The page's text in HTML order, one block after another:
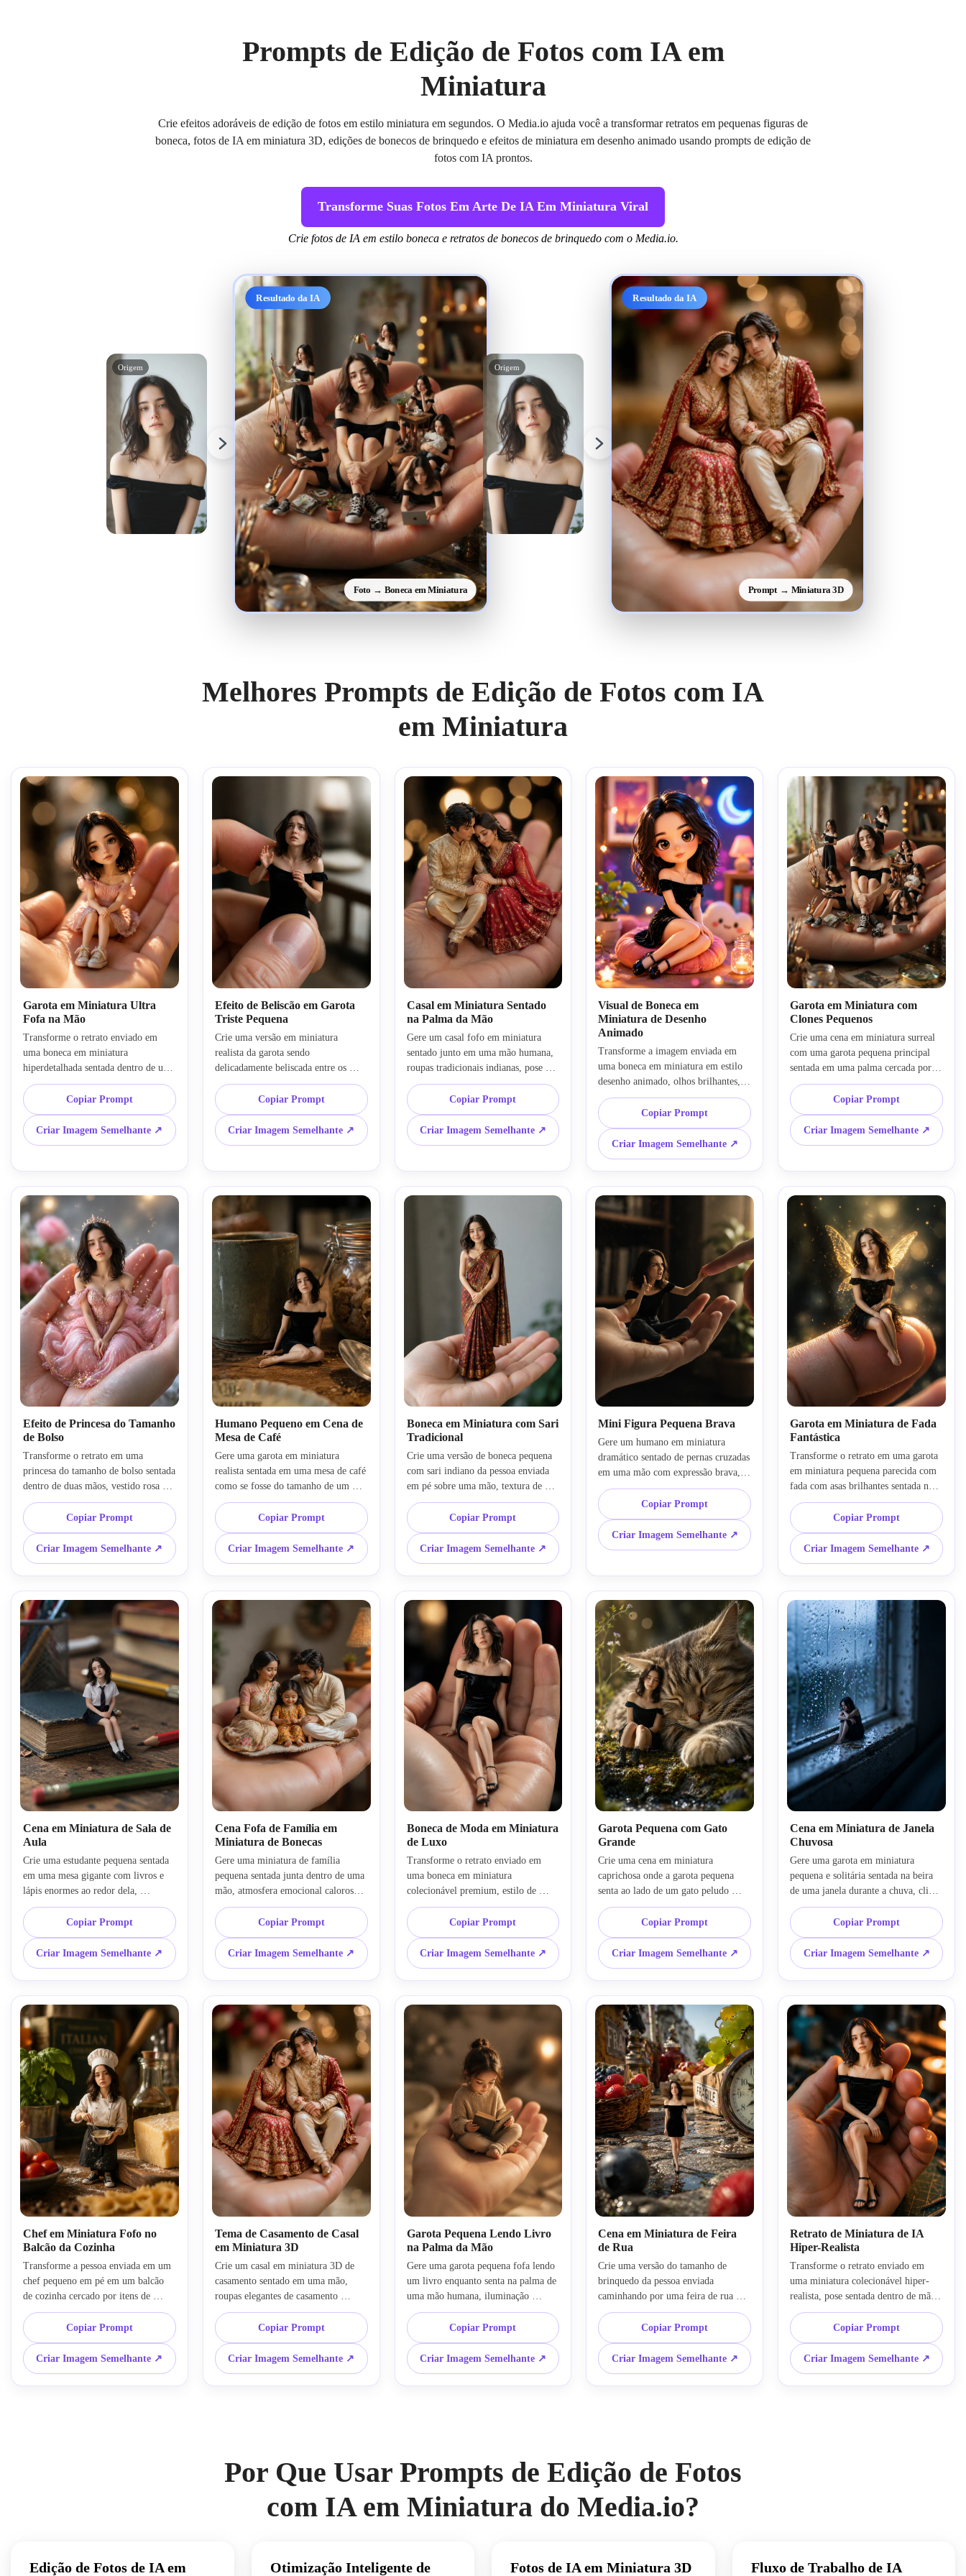
Prompts de Edição de Fotos com IA em
Miniatura
Crie efeitos adoráveis de edição de fotos em estilo miniatura em segundos. O Media.io ajuda você a transformar retratos em pequenas figuras de
boneca, fotos de IA em miniatura 3D, edições de bonecos de brinquedo e efeitos de miniatura em desenho animado usando prompts de edição de
fotos com IA prontos.
Transforme Suas Fotos Em Arte De IA Em Miniatura Viral
Crie fotos de IA em estilo boneca e retratos de bonecos de brinquedo com o Media.io.
Origem
Resultado da IA
Foto → Boneca em Miniatura
Origem
Resultado da IA
Prompt → Miniatura 3D
Melhores Prompts de Edição de Fotos com IA
em Miniatura
Garota em Miniatura Ultra
Fofa na Mão
Transforme o retrato enviado em
uma boneca em miniatura
hiperdetalhada sentada dentro de uma
palma da mão humana, olhos
expressivos grandes, pele macia e
brilhante, proporções corporais
pequenas realistas, roupa em tons
pastel, fundo cinematográfico em
campo de profundidade raso,
fotografia em miniatura ultra
realista, estética de casa de bonecas,
foto de IA em miniatura 3D, edição
de IA de bonecos de brinquedo,
atmosfera sonhadora, alto detalhe, 8k
Copiar Prompt
Criar Imagem Semelhante ↗
Efeito de Beliscão em Garota
Triste Pequena
Crie uma versão em miniatura
realista da garota sendo
delicadamente beliscada entre os
dedos, expressão facial emocional,
ilusão de escala humana pequena,
iluminação cinematográfica interna,
sombras suaves, textura de pele
realista, edição de fotos em estilo
miniatura, efeito de mundo pequeno
ultra detalhado, fundo desfocado,
fotorrealista
Copiar Prompt
Criar Imagem Semelhante ↗
Casal em Miniatura Sentado
na Palma da Mão
Gere um casal fofo em miniatura
sentado junto em uma mão humana,
roupas tradicionais indianas, pose
romântica, proporções em miniatura
realistas, iluminação suave de
estúdio, campo de profundidade raso,
luzes sonhadoras em bokeh, edição
de fotos de IA em estilo boneca,
brinquedo, hiper-realista,
composição cinematográfica
Copiar Prompt
Criar Imagem Semelhante ↗
Visual de Boneca em
Miniatura de Desenho
Animado
Transforme a imagem enviada em
uma boneca em miniatura em estilo
desenho animado, olhos brilhantes,
características faciais suaves, corpo
pequeno realista, pose sentada, fundo
colorido e sonhador, renderização
estilo Pixar, efeito de miniatura em
desenho animado, estética de boneco
de brinquedo 3D, altamente
detalhado, cores vibrantes
Copiar Prompt
Criar Imagem Semelhante ↗
Garota em Miniatura com
Clones Pequenos
Crie uma cena em miniatura surreal
com uma garota pequena principal
sentada em uma palma cercada por
várias versões clonadas menores dela
mesma fazendo atividades diferentes,
iluminação cinematográfica, mundo
em miniatura ultra realista, vibração
de casa de bonecas, estilo livre de
miniatura, altamente detalhado
Copiar Prompt
Criar Imagem Semelhante ↗
Efeito de Princesa do Tamanho
de Bolso
Transforme o retrato em uma
princesa do tamanho de bolso sentada
dentro de duas mãos, vestido rosa
elegante, brilhos mágicos,
iluminação suave de fantasia,
fotografia em miniatura realista,
prompt de IA de miniatura, lente
com foco raso, desfoque de fundo
sonhador, estética ultra fofa
Copiar Prompt
Criar Imagem Semelhante ↗
Humano Pequeno em Cena de
Mesa de Café
Gere uma garota em miniatura
realista sentada em uma mesa de café
como se fosse do tamanho de um
brinquedo, objetos domésticos
gigantes ao redor dela, estilo de
fotografia macro, campo de
profundidade cinematográfico,
iluminação interna quente, efeito de
foto em miniatura com IA, texturas
altamente realistas
Copiar Prompt
Criar Imagem Semelhante ↗
Boneca em Miniatura com Sari
Tradicional
Crie uma versão de boneca pequena
com sari indiano da pessoa enviada
em pé sobre uma mão, textura de
tecido ultra detalhada, joias realistas,
expressão sorridente, iluminação
cinematográfica suave, edição de
fotos de IA em estilo boneca,
realismo de miniatura de brinquedo,
alto detalhe 8k
Copiar Prompt
Criar Imagem Semelhante ↗
Mini Figura Pequena Brava
Gere um humano em miniatura
dramático sentado de pernas cruzadas
em uma mão com expressão brava,
dedos interagindo de forma
brincalhona, narrativa emocional,
detalhe de pele realista, fundo de
quarto cinematográfico, estilo de
prompts de edição de fotos de IA em
Copiar Prompt
Criar Imagem Semelhante ↗
Garota em Miniatura de Fada
Fantástica
Transforme o retrato em uma garota
em miniatura pequena parecida com
fada com asas brilhantes sentada nas
pontas dos dedos, partículas mágicas,
iluminação de fantasia sonhadora,
estética de boneca ultra realista,
gradação de cores suave, fotografia
em miniatura de fantasia
Copiar Prompt
Criar Imagem Semelhante ↗
Cena em Miniatura de Sala de
Aula
Crie uma estudante pequena sentada
em uma mesa gigante com livros e
lápis enormes ao redor dela,
fotografia com lente macro, efeito
em miniatura ultra realista,
iluminação cinematográfica, texturas
realistas, edição de fotos em estilo
miniatura
Copiar Prompt
Criar Imagem Semelhante ↗
Cena Fofa de Família em
Miniatura de Bonecas
Gere uma miniatura de família
pequena sentada junta dentro de uma
mão, atmosfera emocional calorosa,
proporções em miniatura realistas,
roupas indianas, iluminação suave de
estúdio, estilo de fotografia de casa
de bonecas, arte de IA em miniatura
hiper-realista
Copiar Prompt
Criar Imagem Semelhante ↗
Boneca de Moda em Miniatura
de Luxo
Transforme o retrato enviado em
uma boneca em miniatura
colecionável premium, estilo de
moda de luxo, detalhe facial realista,
posada dentro de uma palma,
iluminação cinematográfica
brilhante, campo de profundidade
raso, prompt de foto de IA de
miniatura
Copiar Prompt
Criar Imagem Semelhante ↗
Garota Pequena com Gato
Grande
Crie uma cena em miniatura
caprichosa onde a garota pequena
senta ao lado de um gato peludo
gigante, estilo de fotografia macro,
iluminação sonhadora, ilusão de
escala realista, texturas ultra
detalhadas, estética de edição de IA
de bonecos de brinquedo
Copiar Prompt
Criar Imagem Semelhante ↗
Cena em Miniatura de Janela
Chuvosa
Gere uma garota em miniatura
pequena e solitária sentada na beira
de uma janela durante a chuva, clima
emocional cinematográfico,
iluminação azul suave, gotas de
chuva realistas, fotografia em
miniatura macro, efeito de IA em
estilo boneca
Copiar Prompt
Criar Imagem Semelhante ↗
Chef em Miniatura Fofo no
Balcão da Cozinha
Transforme a pessoa enviada em um
chef pequeno em pé em um balcão
de cozinha cercado por itens de
comida gigantes, proporções em
miniatura realistas, atmosfera
brincalhona, desfoque de lente
macro, iluminação cinematográfica
Copiar Prompt
Criar Imagem Semelhante ↗
Tema de Casamento de Casal
em Miniatura 3D
Crie um casal em miniatura 3D de
casamento sentado em uma mão,
roupas elegantes de casamento
indiano, texturas de boneca realistas,
iluminação romântica, foco raso,
estilo de foto de IA em miniatura
ultra detalhado
Copiar Prompt
Criar Imagem Semelhante ↗
Garota Pequena Lendo Livro
na Palma da Mão
Gere uma garota pequena fofa lendo
um livro enquanto senta na palma de
uma mão humana, iluminação
aconchegante quente, fotografia em
miniatura realista, fundo desfocado
sonhador, rosto ultra detalhado
parecido com boneca
Copiar Prompt
Criar Imagem Semelhante ↗
Cena em Miniatura de Feira
de Rua
Crie uma versão do tamanho de
brinquedo da pessoa enviada
caminhando por uma feira de rua
gigante, frutas e objetos enormes,
realismo de fotografia macro,
perspectiva cinematográfica, ilusão
de mundo em miniatura
Copiar Prompt
Criar Imagem Semelhante ↗
Retrato de Miniatura de IA
Hiper-Realista
Transforme o retrato enviado em
uma miniatura colecionável hiper-
realista, pose sentada dentro de mãos
humanas, iluminação
cinematográfica laranja-azulada,
renderização 3D premium, efeito de
foto em miniatura com IA, detalhes
ultra nítidos, texturas de pele e tecido
realistas, estilo de edição de IA viral
Copiar Prompt
Criar Imagem Semelhante ↗
Por Que Usar Prompts de Edição de Fotos
com IA em Miniatura do Media.io?
Edição de Fotos de IA em Otimização Inteligente de Fotos de IA em Miniatura 3D Fluxo de Trabalho de IA